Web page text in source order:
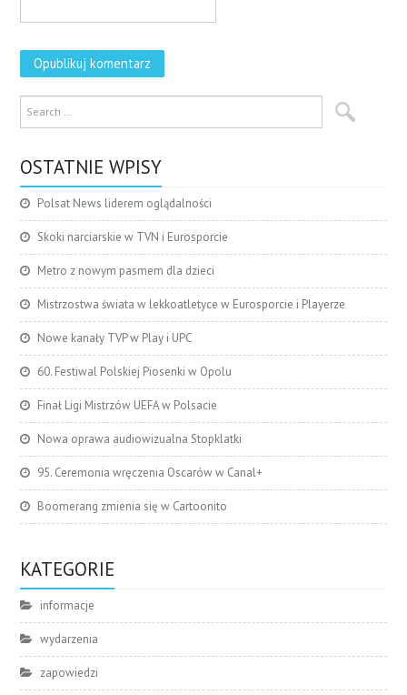
OSTATNIE WPISY
Polsat News liderem oglądalności
Skoki narciarskie w TVN i Eurosporcie
Metro z nowym pasmem dla dzieci
Mistrzostwa świata w lekkoatletyce w Eurosporcie i Playerze
Nowe kanały TVP w Play i UPC
60. Festiwal Polskiej Piosenki w Opolu
Finał Ligi Mistrzów UEFA w Polsacie
Nowa oprawa audiowizualna Stopklatki
95. Ceremonia wręczenia Oscarów w Canal+
Boomerang zmienia się w Cartoonito
KATEGORIE
informacje
wydarzenia
zapowiedzi